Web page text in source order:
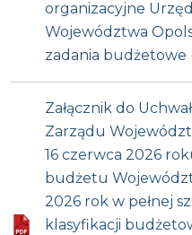
organizacyjne
Województwa
zadania budżetowe
Załącznik do
Zarządu
16 czerwca 2026
budżetu
2026 rok w pełnej
klasyfikacji